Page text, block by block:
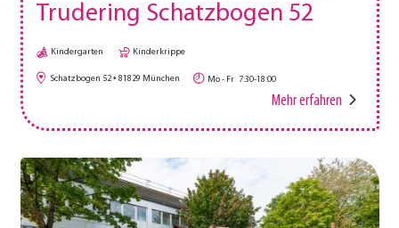
Trudering Schatzbogen 52
Kindergarten Kinderkrippe
Schatzbogen 52 81829 München Mo - Fr 7:30-18:00
Mehr erfahren